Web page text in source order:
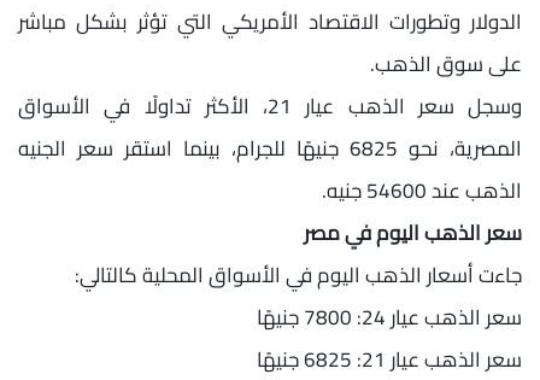
الدولار وتطورات الاقتصاد الأمريكي التي تؤثر بشكل مباشر
على سوق الذهب.
وسجل سعر الذهب عيار 21، الأكثر تداولًا في الأسواق
المصرية، نحو 6825 جنيهًا للجرام، بينما استقر سعر الجنيه
الذهب عند 54600 جنيه.
سعر الذهب اليوم في مصر
جاءت أسعار الذهب اليوم في الأسواق المحلية كالتالي:
سعر الذهب عيار 24: 7800 جنيهًا
سعر الذهب عيار 21: 6825 جنيهًا